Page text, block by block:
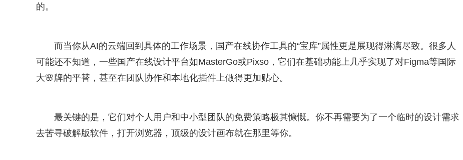
的。
而当你从AI的云端回到具体的工作场景，国产在线协作工具的“宝库”属性更是展现得淋漓尽致。很多人
可能还不知道，一些国产在线设计平台如MasterGo或Pixso，它们在基础功能上几乎实现了对Figma等国际
大🌸牌的平替，甚至在团队协作和本地化插件上做得更加贴心。
最关键的是，它们对个人用户和中小型团队的免费策略极其慷慨。你不再需要为了一个临时的设计需求
去苦寻破解版软件，打开浏览器，顶级的设计画布就在那里等你。